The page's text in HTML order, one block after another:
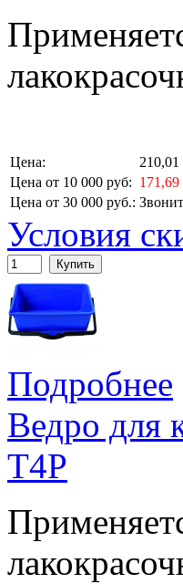
Цена:
210,01
Цена от 10 000 руб: 171,69
Цена от 30 000 руб.:
Условия
Купить
Подробнее
Ведро для
T4P